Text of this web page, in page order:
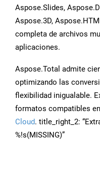
Aspose.Slides,
Aspose.3D,
completa de archivos
aplicaciones.
Aspose.Total admite
optimizando las
flexibilidad inigualable.
formatos compatibles
Cloud. title_right_2:
%!s(MISSING)”